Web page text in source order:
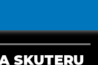
SKUTERU